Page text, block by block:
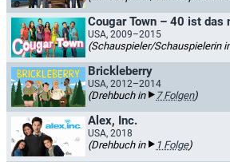
Cougar Town – 40 ist das
USA, 2009–2015
(Schauspieler/Schauspielerin
Brickleberry
USA, 2012–2014
(Drehbuch in 7 Folgen)
Alex, Inc.
USA, 2018
(Drehbuch in 1 Folge)